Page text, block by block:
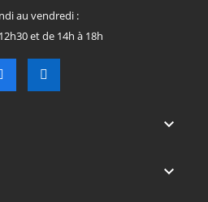
au vendredi :
et de 14h à 18h

